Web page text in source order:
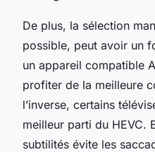
De plus, la sélection
possible, peut avoir un
un appareil compatible
profiter de la meilleure
l’inverse, certains
meilleur parti du HEVC.
subtilités évite les